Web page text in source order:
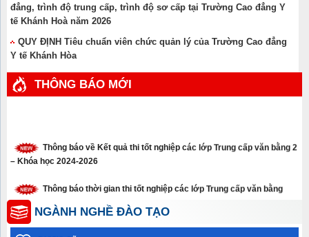
đẳng, trình độ trung cấp, trình độ sơ cấp tại Trường Cao đẳng Y
tế Khánh Hoà năm 2026
QUY ĐỊNH Tiêu chuẩn viên chức quản lý của Trường Cao đẳng
Y tế Khánh Hòa
THÔNG BÁO MỚI
Thông báo về Kết quả thi tốt nghiệp các lớp Trung cấp văn bằng 2
– Khóa học 2024-2026
Thông báo thời gian thi tốt nghiệp các lớp Trung cấp văn bằng
năm 2026
Thông báo xét tuyển thẳng trình độ cao đẳng, trung cấp năm 2026
NGÀNH NGHỀ ĐÀO TẠO